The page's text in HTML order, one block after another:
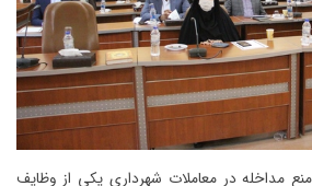
مداخله در معاملات شهرداری یکی از وظایف